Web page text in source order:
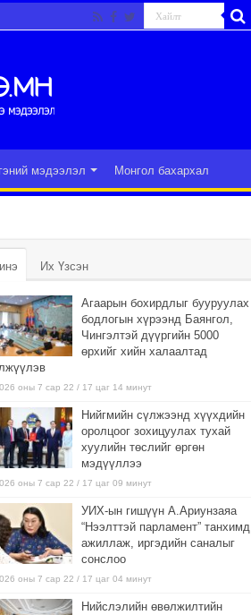
мэдээлэл Монгол бахархал
Их Үзсэн
Агаарын бохирдлыг бууруулах
бодлогын хүрээнд Баянгол,
Чингэлтэй дүүргийн 5000
өрхийг хийн халаалтад
оны 7 сар 22 / 17 цаг 14 минут
Нийгмийн сүлжээнд хүүхдийн
оролцоог зохицуулах тухай
хуулийн төслийг өргөн
мэдүүллээ
оны 7 сар 22 / 17 цаг 09 минут
УИХ-ын гишүүн А.Ариунзаяа
“Нээлттэй парламент” танхимд
ажиллаж, иргэдийн саналыг
сонслоо
оны 7 сар 22 / 17 цаг 04 минут
Нийслэлийн өвөлжилтийн